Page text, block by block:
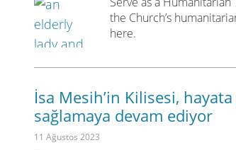
the Church’s
here.
İsa Mesih’in Kilisesi,
sağlamaya devam ediyor
11 Ağustos 2023